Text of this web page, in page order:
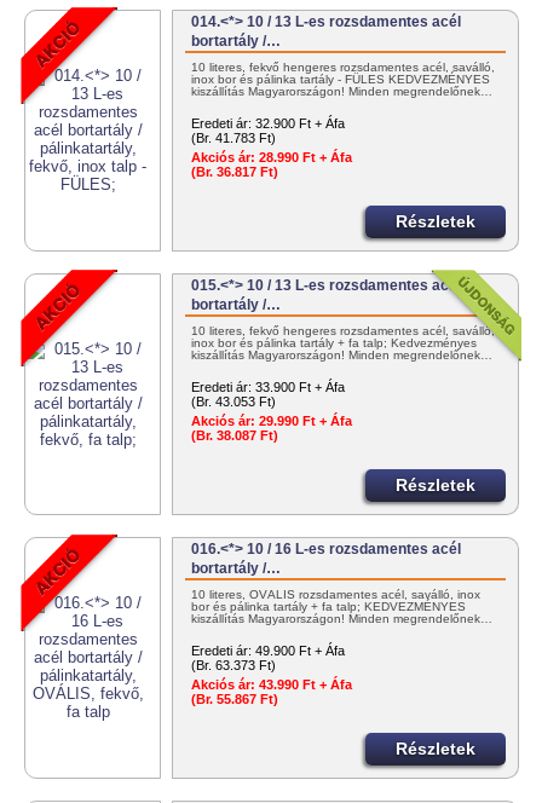
014.<*> 10 / 13 L-es rozsdamentes acél
bortartály /…
10 literes, fekvő hengeres rozsdamentes acél, saválló,
inox bor és pálinka tartály - FÜLES KEDVEZMÉNYES
kiszállítás Magyarországon! Minden megrendelőnek…
Eredeti ár: 32.900 Ft + Áfa
(Br. 41.783 Ft)
Akciós ár: 28.990 Ft + Áfa
(Br. 36.817 Ft)
Részletek
015.<*> 10 / 13 L-es rozsdamentes acél
bortartály /…
10 literes, fekvő hengeres rozsdamentes acél, saválló,
inox bor és pálinka tartály + fa talp; Kedvezményes
kiszállítás Magyarországon! Minden megrendelőnek…
Eredeti ár: 33.900 Ft + Áfa
(Br. 43.053 Ft)
Akciós ár: 29.990 Ft + Áfa
(Br. 38.087 Ft)
Részletek
016.<*> 10 / 16 L-es rozsdamentes acél
bortartály /…
10 literes, OVÁLIS rozsdamentes acél, saválló, inox
bor és pálinka tartály + fa talp; KEDVEZMÉNYES
kiszállítás Magyarországon! Minden megrendelőnek…
Eredeti ár: 49.900 Ft + Áfa
(Br. 63.373 Ft)
Akciós ár: 43.990 Ft + Áfa
(Br. 55.867 Ft)
Részletek